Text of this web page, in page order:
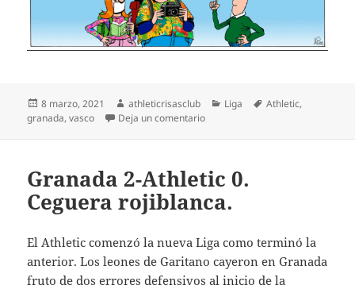
Publicado
el
8 marzo, 2021 Autor
athleticrisasclub Categorías
Liga Etiquetas
Athletic,
granada,vasco Deja un comentarioen Athletic 2-Granada 1. ¡Somos
Granada 2-Athletic 0.
Ceguera rojiblanca.
El Athletic comenzó la nueva Liga como terminó la
anterior. Los leones de Garitano cayeron en Granada
fruto de dos errores defensivos al inicio de la